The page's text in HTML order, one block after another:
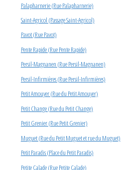
Palapharnerie (Rue Palapharnerie)
Saint-Agricol (Passage Saint-Agricol)
Pavot (Rue Pavot)
Pente Rapide (Rue Pente Rapide)
Persil-Magnanen (Rue Persil-Magnanen)
Persil-Infirmières (Rue Persil-Infirmières)
Petit Amouyer (Rue du Petit Amouyer)
Petit Change (Rue du Petit Change)
Petit Grenier (Rue Petit Grenier)
Muguet (Rue du Petit Muguet et rue du Muguet)
Petit Paradis (Place du Petit Paradis)
Petite Calade (Rue Petite Calade)